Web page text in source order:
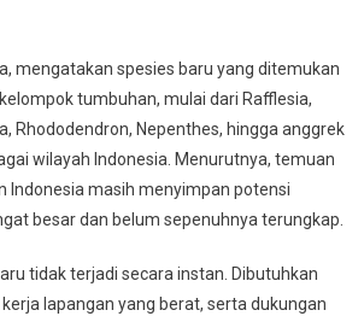
Baru
mengatakan spesies baru yang ditemukan
tumbuhan, mulai dari Rafflesia,
Rhododendron, Nepenthes, hingga anggrek
wilayah Indonesia. Menurutnya, temuan
Indonesia masih menyimpan potensi
besar dan belum sepenuhnya terungkap.
tidak terjadi secara instan. Dibutuhkan
lapangan yang berat, serta dukungan